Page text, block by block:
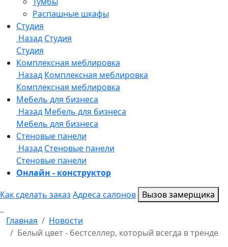
Онлайн - конструктор
Как сделать заказ Адреса салонов Вызов замерщика
Главная
Новости
Белый цвет - бестселлер, который всегда в тренде